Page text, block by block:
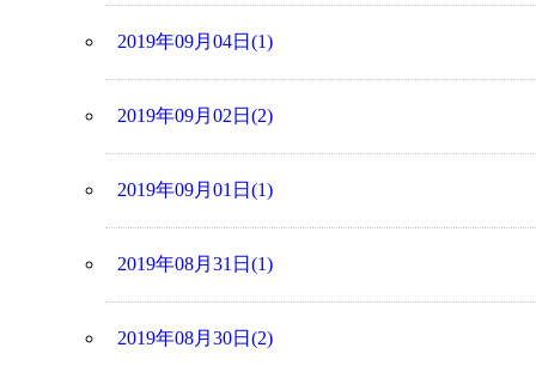
2019年09月04日(1)
2019年09月02日(2)
2019年09月01日(1)
2019年08月31日(1)
2019年08月30日(2)